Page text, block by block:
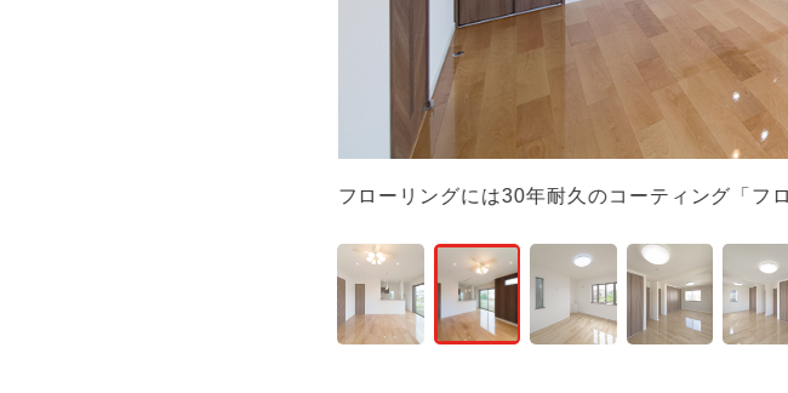
フローリングには30年耐久のコーティング「フ